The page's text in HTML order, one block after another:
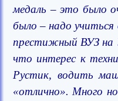
медаль – это было
было – надо
престижный ВУЗ на
что интерес к
Рустик, водить
«отлично». Много